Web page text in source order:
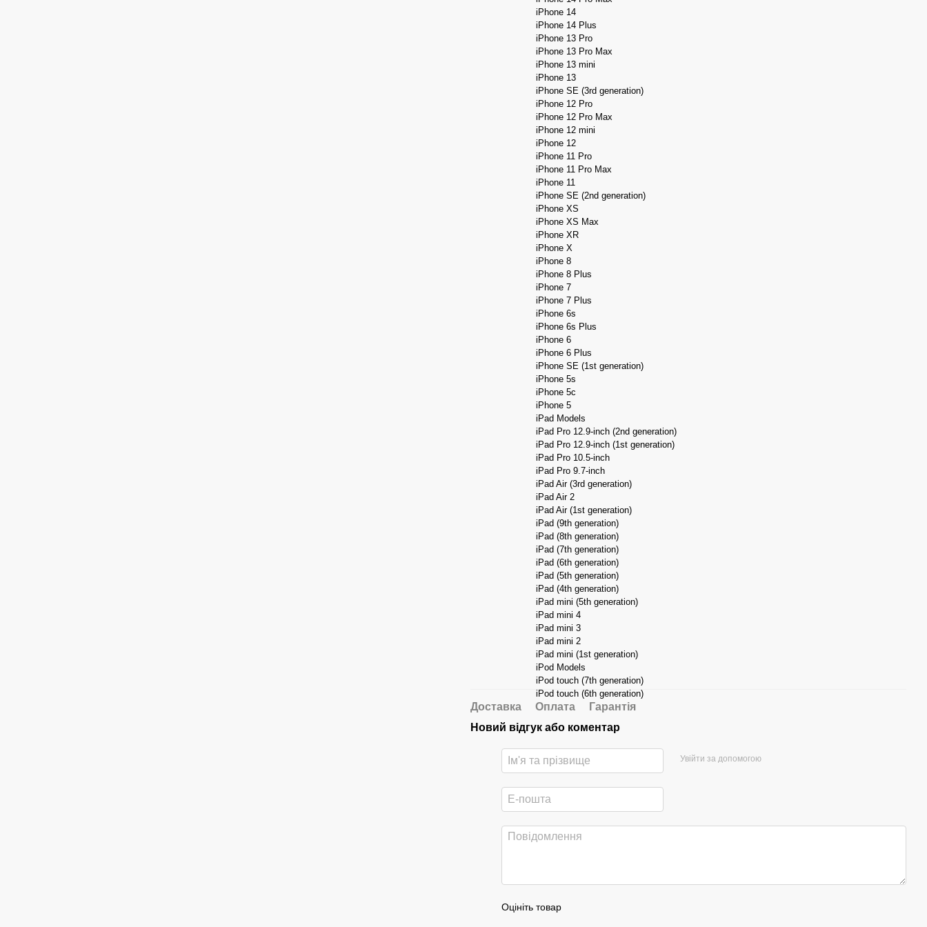
iPhone 14
iPhone 14 Plus
iPhone 13 Pro
iPhone 13 Pro Max
iPhone 13 mini
iPhone 13
iPhone SE (3rd generation)
iPhone 12 Pro
iPhone 12 Pro Max
iPhone 12 mini
iPhone 12
iPhone 11 Pro
iPhone 11 Pro Max
iPhone 11
iPhone SE (2nd generation)
iPhone XS
iPhone XS Max
iPhone XR
iPhone X
iPhone 8
iPhone 8 Plus
iPhone 7
iPhone 7 Plus
iPhone 6s
iPhone 6s Plus
iPhone 6
iPhone 6 Plus
iPhone SE (1st generation)
iPhone 5s
iPhone 5c
iPhone 5
iPad Models
iPad Pro 12.9-inch (2nd generation)
iPad Pro 12.9-inch (1st generation)
iPad Pro 10.5-inch
iPad Pro 9.7-inch
iPad Air (3rd generation)
iPad Air 2
iPad Air (1st generation)
iPad (9th generation)
iPad (8th generation)
iPad (7th generation)
iPad (6th generation)
iPad (5th generation)
iPad (4th generation)
iPad mini (5th generation)
iPad mini 4
iPad mini 3
iPad mini 2
iPad mini (1st generation)
iPod Models
iPod touch (7th generation)
iPod touch (6th generation)
Доставка Оплата
Гарантія
Новий відгук або коментар
Увійти за допомогою
Оцініть товар